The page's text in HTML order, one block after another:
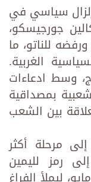
2024 بمثابة زلزال سياسي في
جورجيسكو،
للناتو، ما
الغربية.
وسط ادعاءات
بمصداقية
بين الشعب
مرحلة أكثر
رمز لليمين
ليملأ الفراغ